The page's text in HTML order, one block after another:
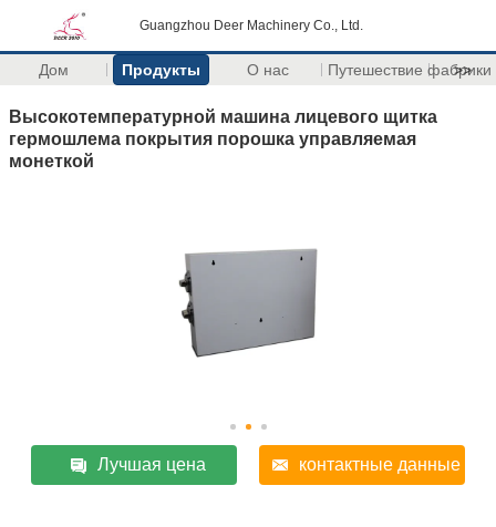
Guangzhou Deer Machinery Co., Ltd.
Дом Продукты О нас Путешествие фабрики
>>
Высокотемпературной машина лицевого щитка
гермошлема покрытия порошка управляемая
монеткой
Лучшая цена контактные данные